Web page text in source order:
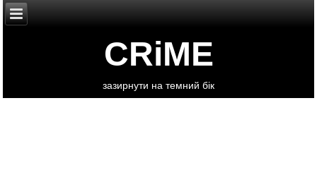
CRiME
зазирнути на темний бік